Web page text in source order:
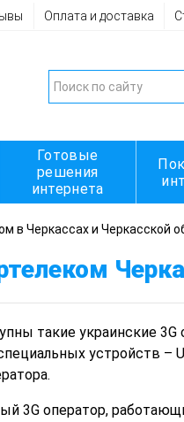
Оплата и доставка
Готовые
решения
интернета
в Черкассах и Черкасской
такие украинские
устройств –
3G оператор,